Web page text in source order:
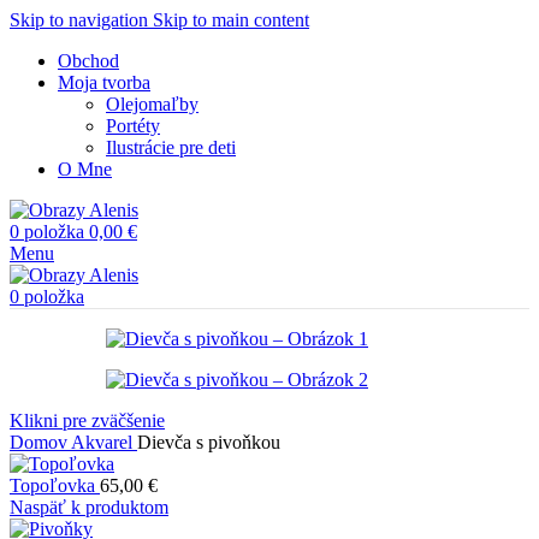
Skip to navigation Skip to main content
Obchod
Moja tvorba
Olejomaľby
Portéty
Ilustrácie pre deti
O Mne
0 položka 0,00 €
Menu
0 položka
Klikni pre zväčšenie
Domov Akvarel Dievča s pivoňkou
Topoľovka 65,00 €
Naspäť k produktom